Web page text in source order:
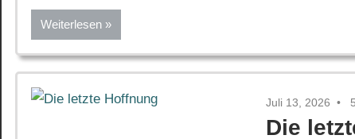
Weiterlesen
Juli 13, 2026
Die